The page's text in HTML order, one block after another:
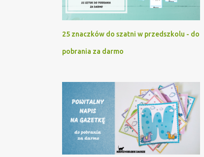
25 znaczków do szatni w przedszkolu - do
pobrania za darmo